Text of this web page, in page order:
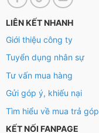
LIÊN KẾT NHANH
Giới thiệu công ty
Tuyển dụng nhân sự
Tư vấn mua hàng
Gửi góp ý, khiếu nại
Tìm hiểu về mua trả góp
KẾT NỐI FANPAGE